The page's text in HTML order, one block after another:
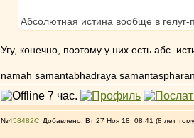
Абсолютная истина вообще в гелуг-
Угу, конечно, поэтому у них есть абс.
namaḥ samantabhadrāya
№458482 Добавлено: Вт 27 Ноя 18, 08:41 (8 лет